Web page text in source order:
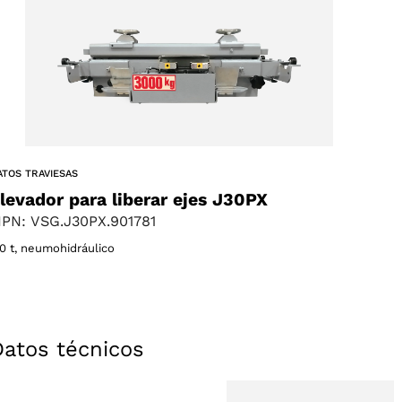
TRAVIESAS
para liberar ejes J30PX
VSG.J30PX.901781
t, neumohidráulico
técnicos